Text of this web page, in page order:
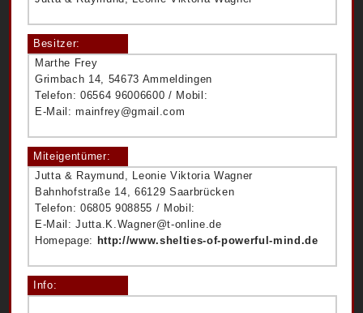
Besitzer:
Marthe Frey
Grimbach 14, 54673 Ammeldingen
Telefon: 06564 96006600 / Mobil:
E-Mail: mainfrey@gmail.com
Miteigentümer:
Jutta & Raymund, Leonie Viktoria Wagner
Bahnhofstraße 14, 66129 Saarbrücken
Telefon: 06805 908855 / Mobil:
E-Mail: Jutta.K.Wagner@t-online.de
Homepage: http://www.shelties-of-powerful-mind.de
Info: